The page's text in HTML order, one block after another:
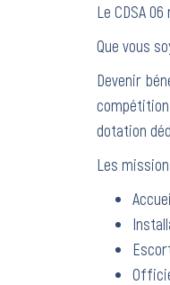
Le CDSA
Que vous
Devenir
dotation
Les